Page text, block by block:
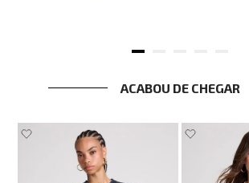
ACABOU DE CHEGAR